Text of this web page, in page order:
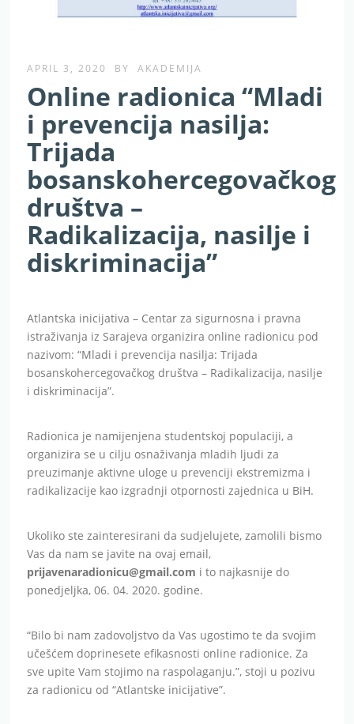
APRIL 3, 2020 BY AKADEMIJA
Online radionica “Mladi
i prevencija nasilja:
Trijada
bosanskohercegovačkog
društva –
Radikalizacija, nasilje i
diskriminacija”
Atlantska inicijativa – Centar za sigurnosna i pravna
istraživanja iz Sarajeva organizira online radionicu pod
nazivom: “Mladi i prevencija nasilja: Trijada
bosanskohercegovačkog društva – Radikalizacija, nasilje
i diskriminacija”.
Radionica je namijenjena studentskoj populaciji, a
organizira se u cilju osnaživanja mladih ljudi za
preuzimanje aktivne uloge u prevenciji ekstremizma i
radikalizacije kao izgradnji otpornosti zajednica u BiH.
Ukoliko ste zainteresirani da sudjelujete, zamolili bismo
Vas da nam se javite na ovaj email,
prijavenaradionicu@gmail.com i to najkasnije do
ponedjeljka, 06. 04. 2020. godine.
“Bilo bi nam zadovoljstvo da Vas ugostimo te da svojim
učešćem doprinesete efikasnosti online radionice. Za
sve upite Vam stojimo na raspolaganju.”, stoji u pozivu
za radionicu od “Atlantske inicijative”.